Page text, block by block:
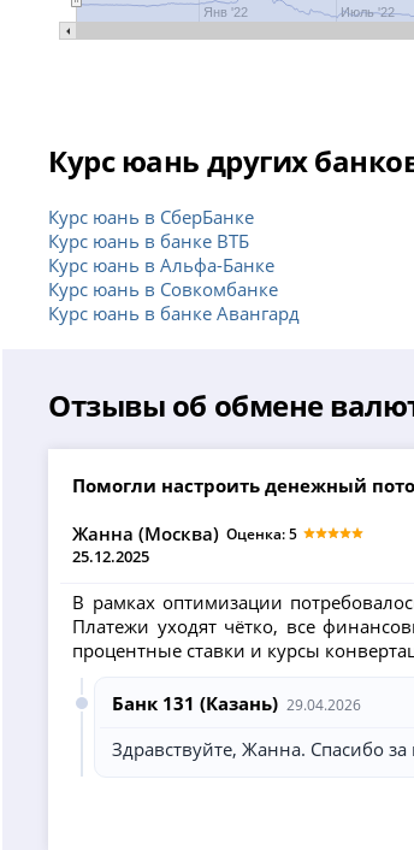
Янв '22 Июль '22
Курс юань других
Курс юань в СберБанке
Курс юань в банке ВТБ
Курс юань в Альфа-Банке
Курс юань в Совкомбанке
Курс юань в банке Авангард
Отзывы об обмене
Помогли настроить денежный
Жанна (Москва)
25.12.2025
Оценка: 5
В рамках оптимизации
Платежи уходят чётко, все
процентные ставки и курсы
Банк 131 (Казань) 29.04.2026
Здравствуйте, Жанна. Спасибо